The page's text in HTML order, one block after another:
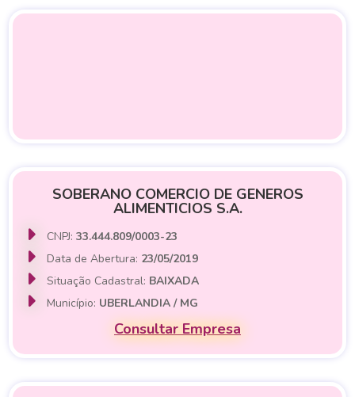
SOBERANO COMERCIO DE GENEROS
ALIMENTICIOS S.A.
CNPJ:33.444.809/0003-23
Data de Abertura: 23/05/2019
Situação Cadastral: BAIXADA
Município: UBERLANDIA / MG
Consultar Empresa